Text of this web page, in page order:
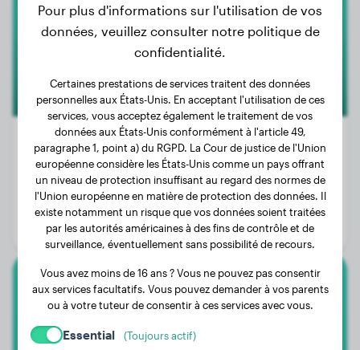
Poids:
23 kg
Âge:
1 an, 9 mois
Genre:
Femelle
Cocker Spaniel
Cosima
Pour plus d'informations sur l'utilisation de vos
données, veuillez consulter notre politique de
confidentialité.
Certaines prestations de services traitent des données
personnelles aux États-Unis. En acceptant l'utilisation de ces
services, vous acceptez également le traitement de vos
données aux États-Unis conformément à l'article 49,
paragraphe 1, point a) du RGPD. La Cour de justice de l'Union
européenne considère les États-Unis comme un pays offrant
un niveau de protection insuffisant au regard des normes de
l'Union européenne en matière de protection des données. Il
existe notamment un risque que vos données soient traitées
par les autorités américaines à des fins de contrôle et de
surveillance, éventuellement sans possibilité de recours.
Vous avez moins de 16 ans ? Vous ne pouvez pas consentir
aux services facultatifs. Vous pouvez demander à vos parents
ou à votre tuteur de consentir à ces services avec vous.
Essential (Toujours actif)